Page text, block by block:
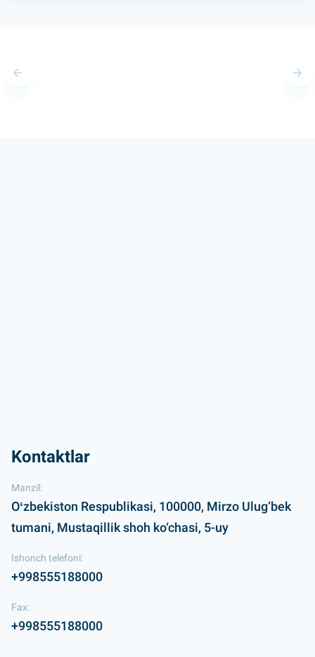
Kontaktlar
Manzil:
Oʻzbekiston Respublikasi, 100000, Mirzo Ulug‘bek
tumani, Mustaqillik shoh ko‘chasi, 5-uy
Ishonch telefoni:
+998555188000
Fax:
+998555188000